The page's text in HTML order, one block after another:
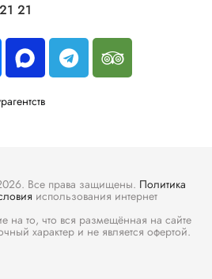
21
Все права защищены. Политика
использования интернет
то, что вся размещённая на сайте
характер и не является офертой.